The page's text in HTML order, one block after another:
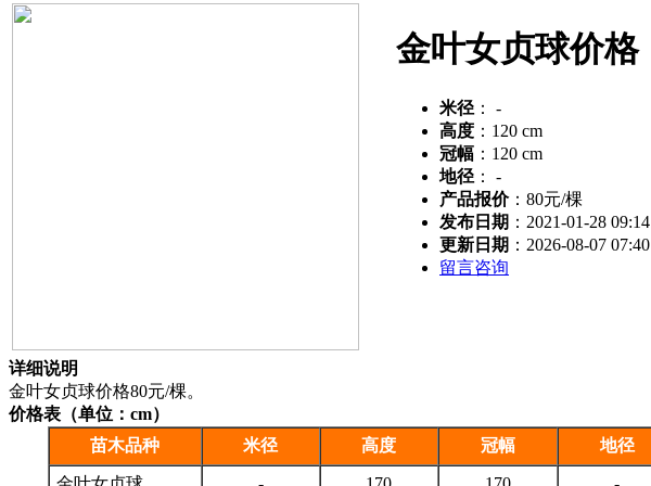
金叶女贞球价格
米径 ：
-
高度 ： 120 cm
冠幅 ： 120 cm
地径 ：
-
产品报价： 80元/棵
发布日期 ：2021-01-28 09:14
更新日期 ：2026-08-07 07:40
留言咨询
详细说明
金叶女贞球价格80元/棵。
价格表（单位：cm）
苗木品种
米径 高度 冠幅 地径